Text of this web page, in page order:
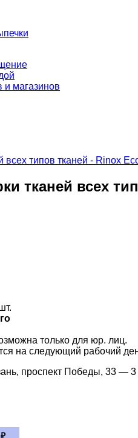
и магазинов
тканей всех
только для юр. лиц.
на следующий рабочий
проспект Победы, 33 — 3